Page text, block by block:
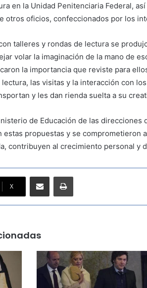
en la Unidad Penitenciaria Federal,
otros oficios, confeccionados por los
talleres y rondas de lectura se
volar la imaginación de la mano de
la importancia que reviste para
las visitas y la interacción con
y les dan rienda suelta a su
de Educación de las direcciones
estas propuestas y se comprometieron
contribuyen al crecimiento personal y
X